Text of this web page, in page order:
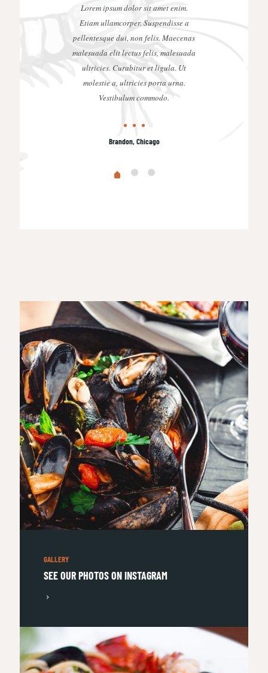
Lorem ipsum dolor sit amet enim.
Etiam ullamcorper. Suspendisse a
pellentesque dui, non felis. Maecenas
malesuada elit lectus felis, malesuada
ultricies. Curabitur et ligula. Ut
molestie a, ultricies porta urna.
Vestibulum commodo.
Brandon, Chicago
GALLERY
SEE OUR PHOTOS ON INSTAGRAM